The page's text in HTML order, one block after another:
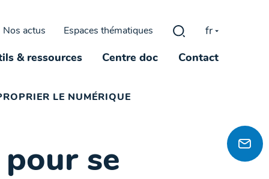
Nos actus Espaces thématiques Rechercher :
fr
& ressources Centre doc Contact
LE NUMÉRIQUE
se